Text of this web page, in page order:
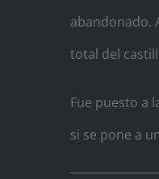
abandonado.
total del
Fue puesto a
si se pone a